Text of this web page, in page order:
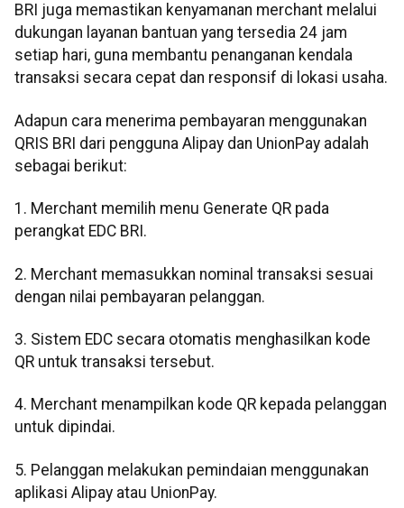
BRI juga memastikan kenyamanan merchant melalui
dukungan layanan bantuan yang tersedia 24 jam
setiap hari, guna membantu penanganan kendala
transaksi secara cepat dan responsif di lokasi usaha.
Adapun cara menerima pembayaran menggunakan
QRIS BRI dari pengguna Alipay dan UnionPay adalah
sebagai berikut:
1. Merchant memilih menu Generate QR pada
perangkat EDC BRI.
2. Merchant memasukkan nominal transaksi sesuai
dengan nilai pembayaran pelanggan.
3. Sistem EDC secara otomatis menghasilkan kode
QR untuk transaksi tersebut.
4. Merchant menampilkan kode QR kepada pelanggan
untuk dipindai.
5. Pelanggan melakukan pemindaian menggunakan
aplikasi Alipay atau UnionPay.